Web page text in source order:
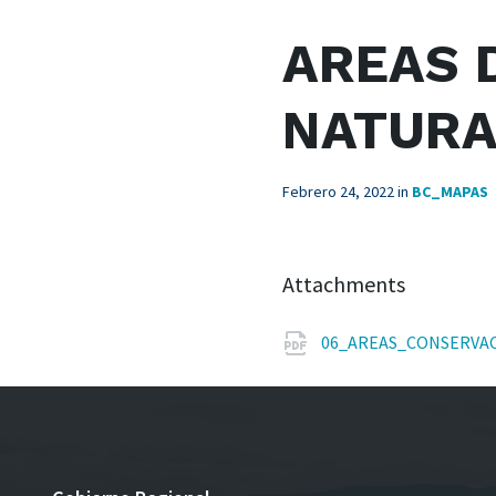
AREAS
Febrero 24, 2022in BC_MAPAS
Attachments